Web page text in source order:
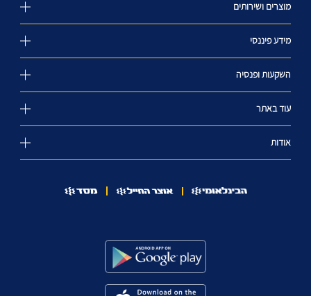
מוצרים ושירותים
מידע פיננסי
השקעות ופנסיה
עוד באתר
אודות